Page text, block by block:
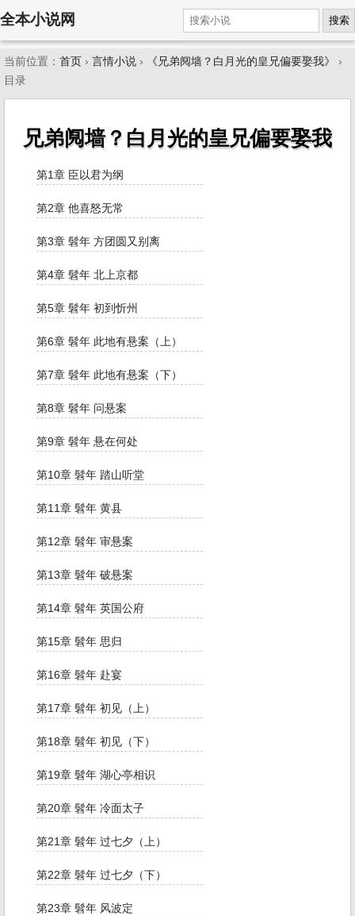
全本小说网 搜索
当前位置： 首页 › 言情小说 › 《兄弟阋墙？白月光的皇兄偏要娶我》
›
目录
兄弟阋墙？白月光的皇兄偏要娶我
第1章 臣以君为纲
第2章 他喜怒无常
第3章 髫年 方团圆又别离
第4章 髫年 北上京都
第5章 髫年 初到忻州
第6章 髫年 此地有悬案（上）
第7章 髫年 此地有悬案（下）
第8章 髫年 问悬案
第9章 髫年 悬在何处
第10章 髫年 踏山听堂
第11章 髫年 黄县
第12章 髫年 审悬案
第13章 髫年 破悬案
第14章 髫年 英国公府
第15章 髫年 思归
第16章 髫年 赴宴
第17章 髫年 初见（上）
第18章 髫年 初见（下）
第19章 髫年 湖心亭相识
第20章 髫年 冷面太子
第21章 髫年 过七夕（上）
第22章 髫年 过七夕（下）
第23章 髫年 风波定